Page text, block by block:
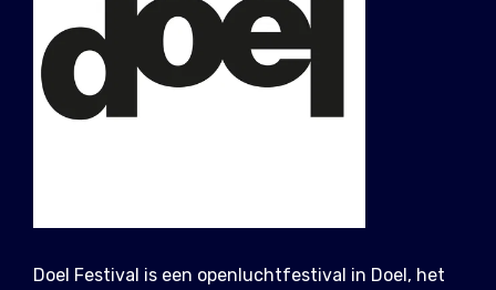
Doel Festival is een openluchtfestival in Doel, het